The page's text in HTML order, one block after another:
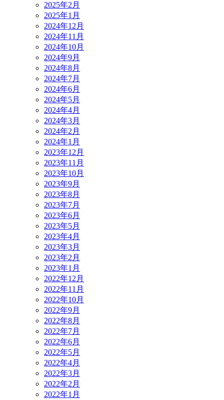
2025年2月
2025年1月
2024年12月
2024年11月
2024年10月
2024年9月
2024年8月
2024年7月
2024年6月
2024年5月
2024年4月
2024年3月
2024年2月
2024年1月
2023年12月
2023年11月
2023年10月
2023年9月
2023年8月
2023年7月
2023年6月
2023年5月
2023年4月
2023年3月
2023年2月
2023年1月
2022年12月
2022年11月
2022年10月
2022年9月
2022年8月
2022年7月
2022年6月
2022年5月
2022年4月
2022年3月
2022年2月
2022年1月